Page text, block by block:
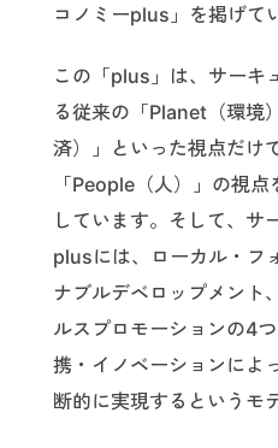
コノミーplus」を掲げて
この「plus」は、サーキ
る従来の「Planet（環境
済）」といった視点だけ
「People（人）」の視
しています。そして、サ
plusには、ローカル・フ
ナブルデベロップメント
ルスプロモーションの4
携・イノベーションによ
断的に実現するというモ